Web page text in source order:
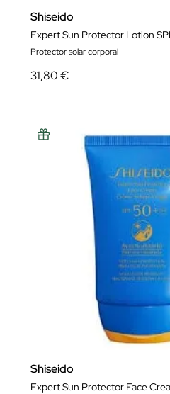
Shiseido
Expert Sun Protector Lotion
Protector solar corporal
31,80 €
Shiseido
Expert Sun Protector Face